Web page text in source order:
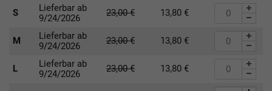
S
Lieferbar ab
9/24/2026
23,00€ 13,80 €
M
Lieferbar ab
9/24/2026
23,00€ 13,80 €
L
Lieferbar ab
9/24/2026
23,00€ 13,80 €